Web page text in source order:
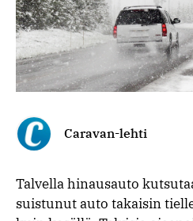
Caravan-lehti
Talvella hinausauto
suistunut auto takaisin